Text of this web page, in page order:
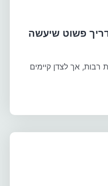
פשוט שיעשה
רבות, אך לצדן קיימים